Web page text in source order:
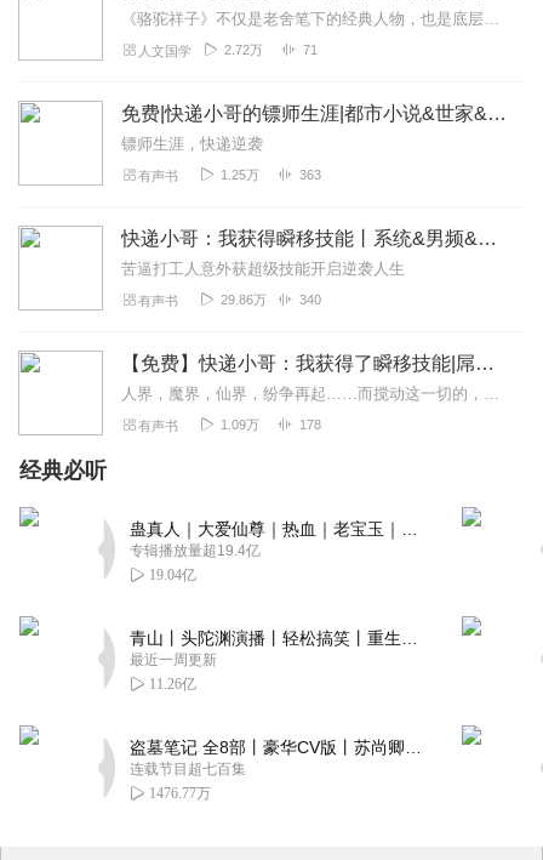
《骆驼祥子》不仅是老舍笔下的经典人物，也是底层奋斗与幻灭的缩影。百年前的祥子，靠力气拉车，梦想有一辆属于自己的车；百年后的快递小哥，骑着电动车在城市穿梭，同样怀...
人文国学 2.72万 71
免费|快递小哥的镖师生涯|都市小说&世家&热血
镖师生涯，快递逆袭
有声书 1.25万 363
快递小哥：我获得瞬移技能丨系统&男频&升级流爽文 | vip免费
苦逼打工人意外获超级技能开启逆袭人生
有声书 29.86万 340
【免费】快递小哥：我获得了瞬移技能|屌丝|爽文|都市|搞笑|逆袭|AI多播
人界，魔界，仙界，纷争再起……而搅动这一切的，都是这个被雷劈出来的神级快递员。
有声书 1.09万 178
经典必听
专辑播放量超19.4亿
19.04亿
最近一周更新
11.26亿
连载节目超七百集
1476.77万